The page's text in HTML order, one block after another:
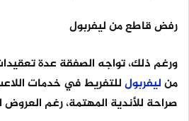
رفض قاطع من ليفربول
ورغم ذلك، تواجه الصفقة عدة
منليفربولللتفريط في خدمات
صراحة للأندية المهتمة، رغم